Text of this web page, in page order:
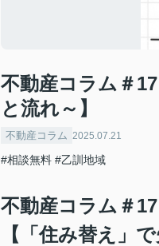
不動産コラム＃
と流れ～】
不動産コラム 2025.07.21
#相談無料 #乙訓地域
不動産コラム＃17
【「住み替え」